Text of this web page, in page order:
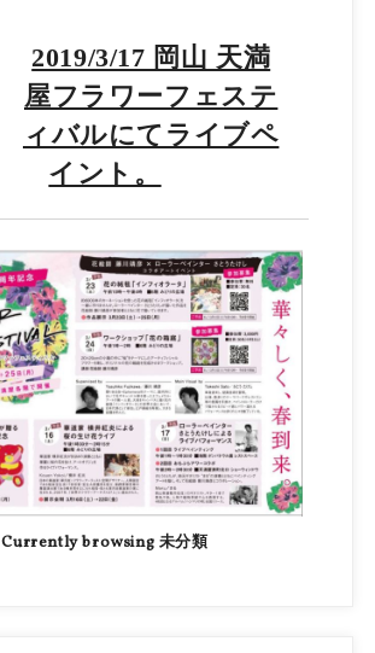
2019/3/17 岡山 天満
屋フラワーフェステ
ィバルにてライブペ
イント。
Currently browsing 未分類